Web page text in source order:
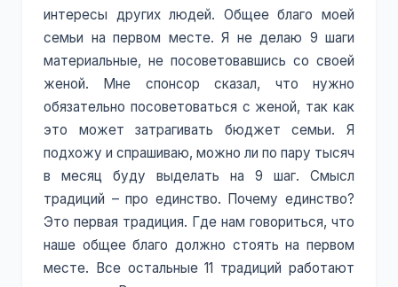
интересы других людей. Общее благо моей
семьи на первом месте. Я не делаю 9 шаги
материальные, не посоветовавшись со своей
женой. Мне спонсор сказал, что нужно
обязательно посоветоваться с женой, так как
это может затрагивать бюджет семьи. Я
подхожу и спрашиваю, можно ли по пару тысяч
в месяц буду выделать на 9 шаг. Смысл
традиций – про единство. Почему единство?
Это первая традиция. Где нам говориться, что
наше общее благо должно стоять на первом
месте. Все остальные 11 традиций работают